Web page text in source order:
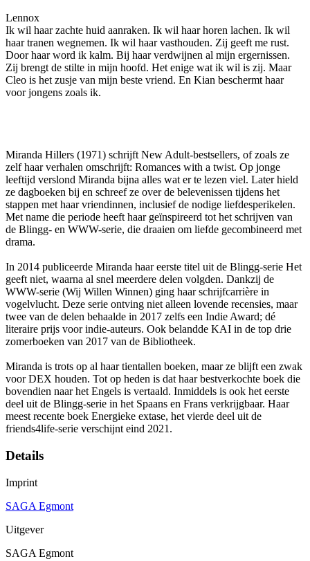
Lennox
Ik wil haar zachte huid aanraken. Ik wil haar horen lachen. Ik wil
haar tranen wegnemen. Ik wil haar vasthouden. Zij geeft me rust.
Door haar word ik kalm. Bij haar verdwijnen al mijn ergernissen.
Zij brengt de stilte in mijn hoofd. Het enige wat ik wil is zij. Maar
Cleo is het zusje van mijn beste vriend. En Kian beschermt haar
voor jongens zoals ik.
Miranda Hillers (1971) schrijft New Adult-bestsellers, of zoals ze
zelf haar verhalen omschrijft: Romances with a twist. Op jonge
leeftijd verslond Miranda bijna alles wat er te lezen viel. Later hield
ze dagboeken bij en schreef ze over de belevenissen tijdens het
stappen met haar vriendinnen, inclusief de nodige liefdesperikelen.
Met name die periode heeft haar geïnspireerd tot het schrijven van
de Blingg- en WWW-serie, die draaien om liefde gecombineerd met
drama.
In 2014 publiceerde Miranda haar eerste titel uit de Blingg-serie Het
geeft niet, waarna al snel meerdere delen volgden. Dankzij de
WWW-serie (Wij Willen Winnen) ging haar schrijfcarrière in
vogelvlucht. Deze serie ontving niet alleen lovende recensies, maar
twee van de delen behaalde in 2017 zelfs een Indie Award; dé
literaire prijs voor indie-auteurs. Ook belandde KAI in de top drie
zomerboeken van 2017 van de Bibliotheek.
Miranda is trots op al haar tientallen boeken, maar ze blijft een zwak
voor DEX houden. Tot op heden is dat haar bestverkochte boek die
bovendien naar het Engels is vertaald. Inmiddels is ook het eerste
deel uit de Blingg-serie in het Spaans en Frans verkrijgbaar. Haar
meest recente boek Energieke extase, het vierde deel uit de
friends4life-serie verschijnt eind 2021.
Details
Imprint
SAGA Egmont
Uitgever
SAGA Egmont